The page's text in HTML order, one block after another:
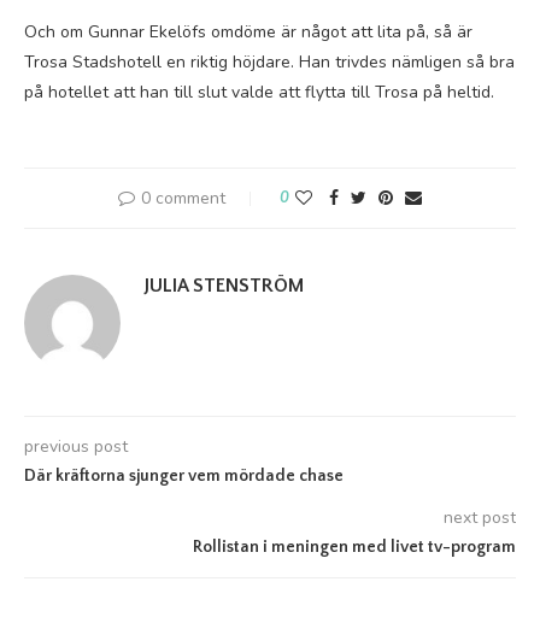
Och om Gunnar Ekelöfs omdöme är något att lita på, så är
Trosa Stadshotell en riktig höjdare. Han trivdes nämligen så bra
på hotellet att han till slut valde att flytta till Trosa på heltid.
0 comment 0
JULIA STENSTRÖM
previous post
Där kräftorna sjunger vem mördade chase
next post
Rollistan i meningen med livet tv-program